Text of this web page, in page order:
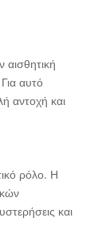
αισθητική
αυτό
αντοχή και
ρόλο. Η
και